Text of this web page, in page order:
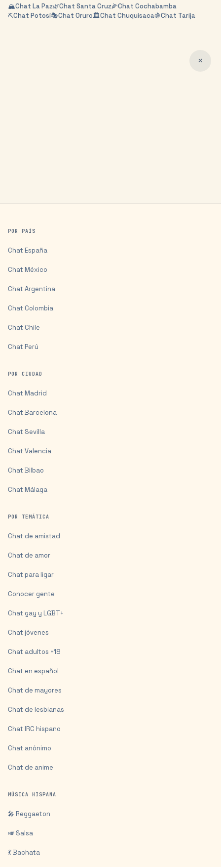
🏔️Chat La Paz🌿Chat Santa Cruz🌽Chat Cochabamba
⛏️Chat Potosí🎭Chat Oruro🏛️Chat Chuquisaca🍇Chat Tarija
✕
POR PAÍS
Chat España
Chat México
Chat Argentina
Chat Colombia
Chat Chile
Chat Perú
POR CIUDAD
Chat Madrid
Chat Barcelona
Chat Sevilla
Chat Valencia
Chat Bilbao
Chat Málaga
POR TEMÁTICA
Chat de amistad
Chat de amor
Chat para ligar
Conocer gente
Chat gay y LGBT+
Chat jóvenes
Chat adultos +18
Chat en español
Chat de mayores
Chat de lesbianas
Chat IRC hispano
Chat anónimo
Chat de anime
MÚSICA HISPANA
🎤 Reggaeton
🎺 Salsa
💃 Bachata